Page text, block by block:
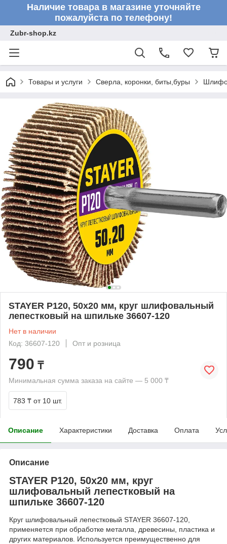
Наличие товара в магазине уточняйте
пожалуйста по телефону!
Zubr-shop.kz
Товары и услуги Сверла, коронки, биты,буры
STAYER P120, 50х20 мм, круг шлифовальный
лепестковый на шпильке 36607-120
Нет в наличии
Код: 36607-120
Опт и розница
790 ₸
Минимальная сумма заказа на сайте — 5 000 ₸
783 ₸ от 10 шт.
Описание Характеристики Доставка Оплата
Описание
STAYER P120, 50х20 мм, круг
шлифовальный лепестковый на
шпильке 36607-120
Круг шлифовальный лепестковый STAYER 36607-120,
применяется при обработке металла, древесины, пластика и
других материалов. Используется преимущественно для